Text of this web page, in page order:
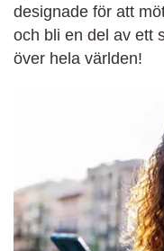
designade för att
och bli en del av ett
över hela världen!